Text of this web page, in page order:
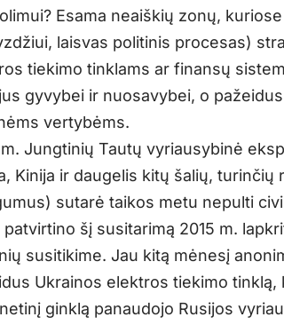
Esama neaiškių zonų,
laisvas politinis procesas)
tiekimo tinklams ar finansų
gyvybei ir nuosavybei, o
vertybėms.
m. Jungtinių Tautų vyriausybinė
Kinija ir daugelis kitų šalių,
sutarė taikos metu nepulti
patvirtino šį susitarimą 2015 m.
susitikime. Jau kitą mėnesį
Ukrainos elektros tiekimo tinklą,
ginklą panaudojo Rusijos